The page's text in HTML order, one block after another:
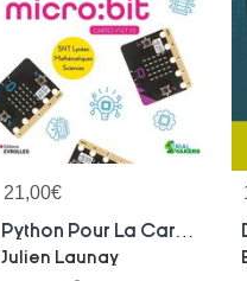
21,00€
Julien Launay